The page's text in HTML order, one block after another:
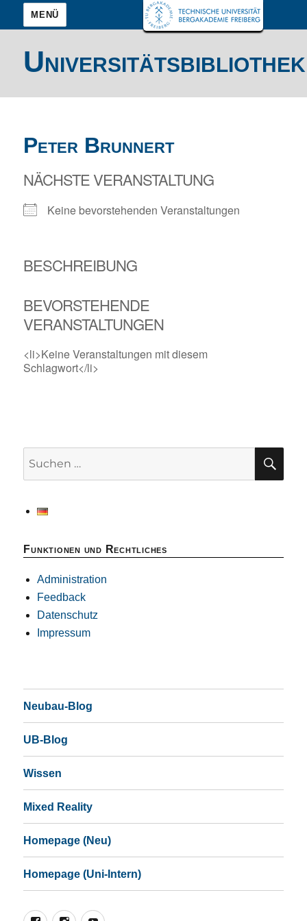
MENÜ
Universitätsbibliothek
Peter Brunnert
NÄCHSTE VERANSTALTUNG
Keine bevorstehenden Veranstaltungen
BESCHREIBUNG
BEVORSTEHENDE
VERANSTALTUNGEN
<li>Keine Veranstaltungen mit diesem
Schlagwort</li>
Funktionen und Rechtliches
Administration
Feedback
Datenschutz
Impressum
Neubau-Blog
UB-Blog
Wissen
Mixed Reality
Homepage (Neu)
Homepage (Uni-Intern)